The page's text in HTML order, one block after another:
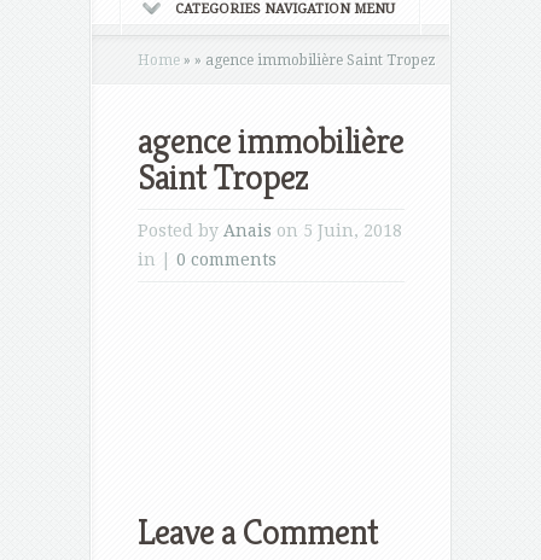
CATEGORIES NAVIGATION MENU
Home » » agence immobilière Saint Tropez
agence immobilière
Saint Tropez
Posted by Anais on 5 Juin, 2018
in | 0 comments
Leave a Comment